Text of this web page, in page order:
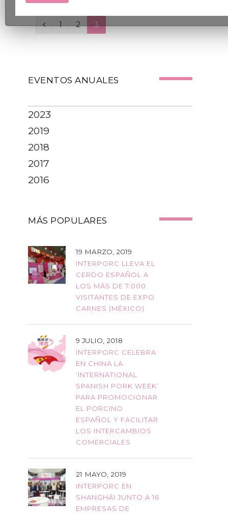
P
v
o
u
s
1 2 3
EVENTOS ANUALES
2023
2019
2018
2017
2016
MÁS POPULARES
19 MARZO, 2019
INTERPORC LLEVA EL
CERDO ESPAÑOL A
LOS MÁS DE 7.000
VISITANTES DE EXPO
CARNES (MÉXICO)
9 JULIO, 2018
INTERPORC CELEBRA
EN CHINA LA
‘INTERNATIONAL
SPANISH PORK WEEK’
PARA PROMOCIONAR
EL PORCINO
ESPAÑOL Y FACILITAR
LOS INTERCAMBIOS
COMERCIALES
21 MAYO, 2019
INTERPORC EN
SHANGHÁI JUNTO A 16
EMPRESAS DE